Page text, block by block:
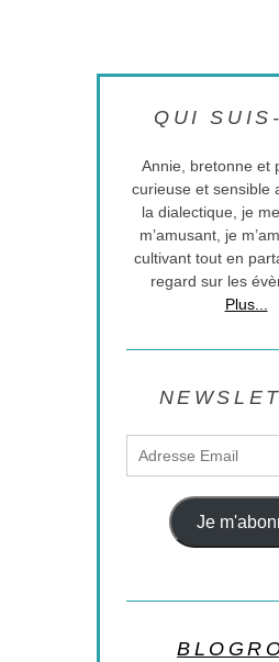
QUI
Annie, bretonne et
curieuse et sensible
la dialectique, je
m’amusant, je
cultivant tout en
regard sur les
Plus...
Je